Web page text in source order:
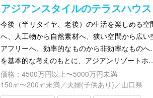
アジアンスタイルのテラスハウス
今後（半リタイヤ、老後）の生活を楽しめる
へ、人工物から自然素材へ、狭い空間から広い
アフリーへ、効率的なものから非効率なもの
を基本的な考えのもとに、アジアンリゾートホ
価格：4500万円以上〜5000万円未満
150㎡〜200㎡未満／夫婦(子供あり)／山口県